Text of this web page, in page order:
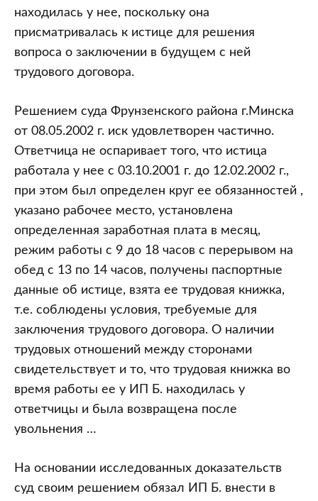
находилась у нее, поскольку она
присматривалась к истице для решения
вопроса о заключении в будущем с ней
трудового договора.
Решением суда Фрунзенского района г.Минска
от 08.05.2002 г. иск удовлетворен частично.
Ответчица не оспаривает того, что истица
работала у нее с 03.10.2001 г. до 12.02.2002 г.,
при этом был определен круг ее обязанностей ,
указано рабочее место, установлена
определенная заработная плата в месяц,
режим работы с 9 до 18 часов с перерывом на
обед с 13 по 14 часов, получены паспортные
данные об истице, взята ее трудовая книжка,
т.е. соблюдены условия, требуемые для
заключения трудового договора. О наличии
трудовых отношений между сторонами
свидетельствует и то, что трудовая книжка во
время работы ее у ИП Б. находилась у
ответчицы и была возвращена после
увольнения …
На основании исследованных доказательств
суд своим решением обязал ИП Б. внести в